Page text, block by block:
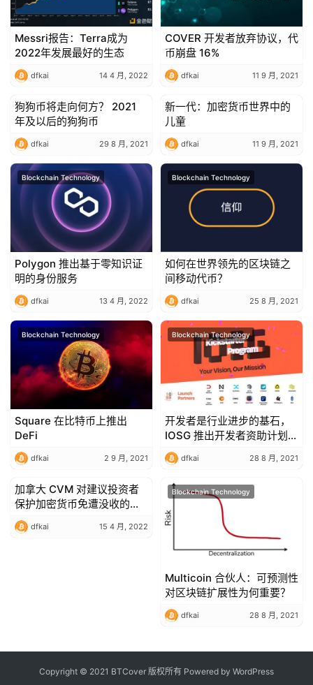
Messri报告：Terra成为
2022年发展最好的生态
dfkai 14 4 月, 2022
COVER 开发者放弃协议，代
币崩盘 16%
dfkai 11 9 月, 2021
Blockchain Technology
狗狗币将走向何方？ 2021
年及以后的狗狗币
dfkai 29 8 月, 2021
Blockchain Technology
新一代：加密货币世界中的
儿童
dfkai 11 9 月, 2021
Blockchain Technology
Polygon 推出基于零知识证
明的身份服务
dfkai 13 4 月, 2022
Blockchain Technology
如何在世界领先的区块链之
间移动代币？
dfkai 25 8 月, 2021
Blockchain Technology
Square 在比特币上推出
DeFi
dfkai 2 9 月, 2021
Blockchain Technology
开发者是行业进步的基石，
IOSG 推出开发者资助计划
Kickstarter
dfkai 28 8 月, 2021
Blockchain Technology
加拿大 CVM 对建议投资者
保护加密货币免遭没收的交
易所感到愤怒
dfkai 15 4 月, 2022
Blockchain Technology
Multicoin 合伙人：可预测性
对区块链扩展性为何重要？
dfkai 28 8 月, 2021
Copyright © 2021 BTCover 版权所有 Powered by WordPress